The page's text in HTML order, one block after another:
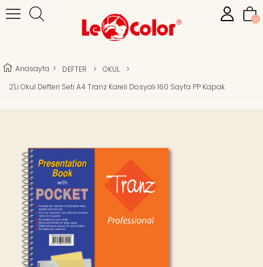
0
Anasayfa > DEFTER > OKUL
>
2'li Okul Defteri Seti A4 Tranz Kareli Dosyalı 160 Sayfa PP Kapak